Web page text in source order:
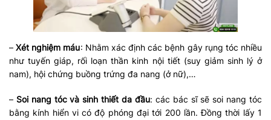
– Xét nghiệm máu: Nhằm xác định các bệnh gây rụng tóc nhiều
như tuyến giáp, rối loạn thần kinh nội tiết (suy giảm sinh lý ở
nam), hội chứng buồng trứng đa nang (ở nữ),…
– Soi nang tóc và sinh thiết da đầu: các bác sĩ sẽ soi nang tóc
bằng kính hiển vi có độ phóng đại tới 200 lần. Đồng thời lấy 1